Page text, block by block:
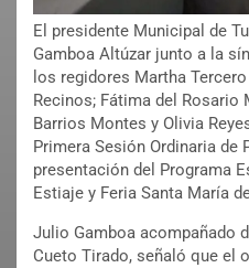
El presidente Municipal de
Gamboa Altúzar junto a la
los regidores Martha
Recinos; Fátima del Rosario
Barrios Montes y Olivia
Primera Sesión Ordinaria de
presentación del Programa
Estiaje y Feria Santa María
Julio Gamboa acompañado
Cueto Tirado, señaló que el